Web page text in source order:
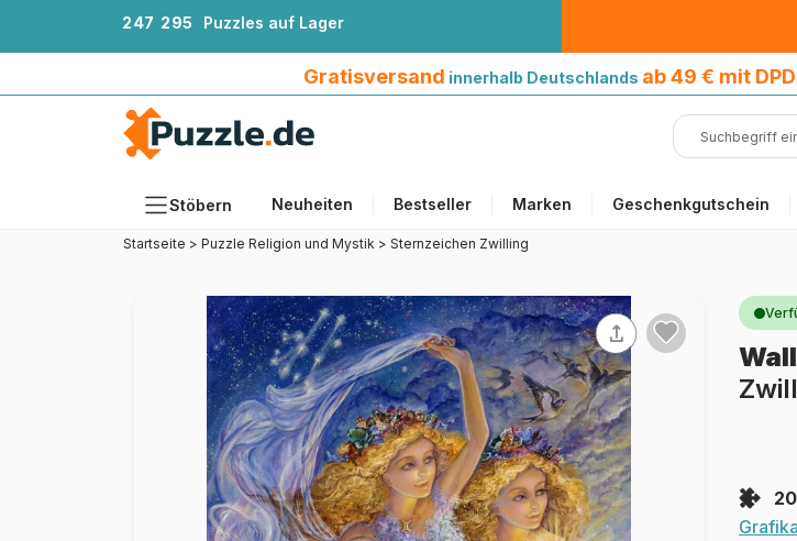
247 295 Puzzles auf Lager
Gratisversand innerhalb Deutschlands ab 49 € mit DPD
Stöbern Neuheiten Bestseller Marken Geschenkgutschein
Teileanzahl
Künstlerinnen und Künstler
Holzpuzzles
Malen nach Zahlen
Startseite > Puzzle Religion und Mystik > Sternzeichen Zwilling
Grafika